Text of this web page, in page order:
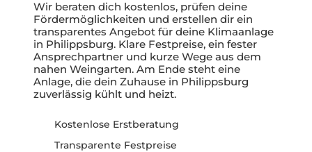
Wir beraten dich kostenlos, prüfen deine
Fördermöglichkeiten und erstellen dir ein
transparentes Angebot für deine Klimaanlage
in Philippsburg. Klare Festpreise, ein fester
Ansprechpartner und kurze Wege aus dem
nahen Weingarten. Am Ende steht eine
Anlage, die dein Zuhause in Philippsburg
zuverlässig kühlt und heizt.
Kostenlose Erstberatung
Transparente Festpreise